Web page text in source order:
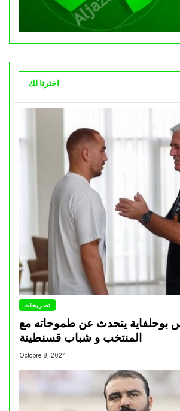
اخترنا لك
تصريحات
بوحلفاية يتحدث عن طموحاته مع
المنتخب و شباب قسنطينة
Octobre 8, 2024